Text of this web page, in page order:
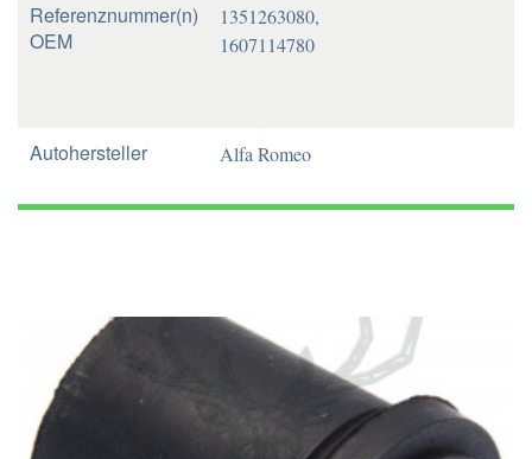
Referenznummer(n)
OEM
1351263080,
1607114780
Autohersteller Alfa Romeo